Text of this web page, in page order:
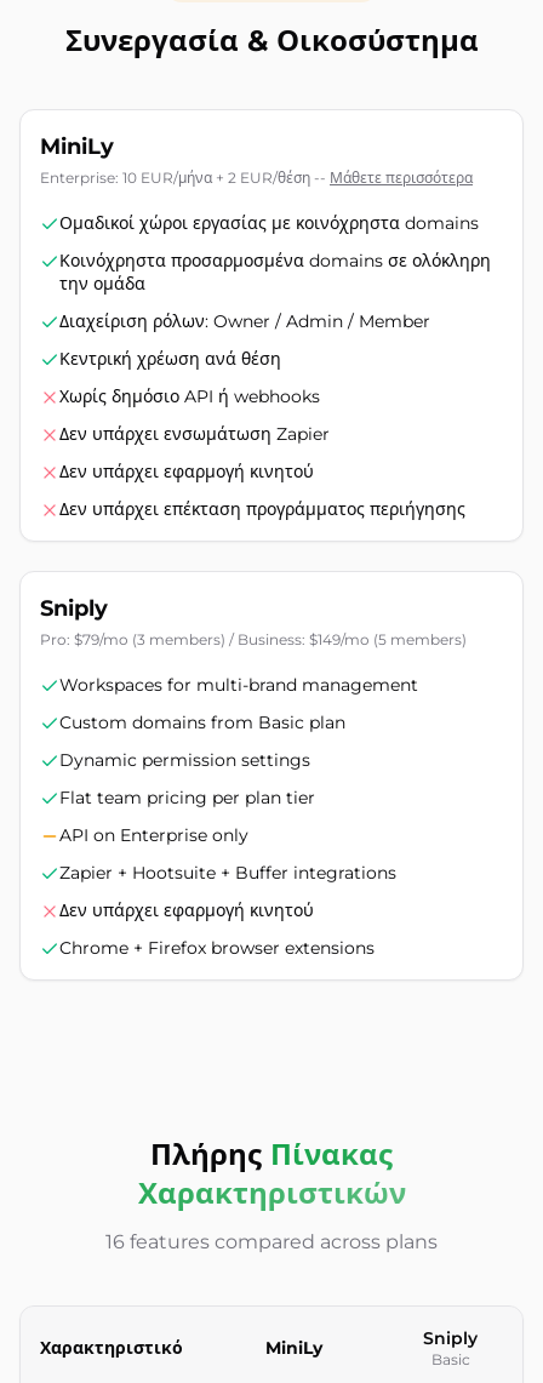
Συνεργασία & Οικοσύστημα
MiniLy
Enterprise: 10 EUR/μήνα + 2 EUR/θέση -- Μάθετε περισσότερα
Ομαδικοί χώροι εργασίας με κοινόχρηστα domains
Κοινόχρηστα προσαρμοσμένα domains σε ολόκληρη
την ομάδα
Διαχείριση ρόλων: Owner / Admin / Member
Κεντρική χρέωση ανά θέση
Χωρίς δημόσιο API ή webhooks
Δεν υπάρχει ενσωμάτωση Zapier
Δεν υπάρχει εφαρμογή κινητού
Δεν υπάρχει επέκταση προγράμματος περιήγησης
Sniply
Pro: $79/mo (3 members) / Business: $149/mo (5 members)
Workspaces for multi-brand management
Custom domains from Basic plan
Dynamic permission settings
Flat team pricing per plan tier
API on Enterprise only
Zapier + Hootsuite + Buffer integrations
Δεν υπάρχει εφαρμογή κινητού
Chrome + Firefox browser extensions
Πλήρης Πίνακας
Χαρακτηριστικών
16 features compared across plans
Χαρακτηριστικό MiniLy Sniply
Basic